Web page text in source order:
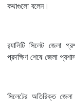
কথাগুলো বলেন।
র‌্যালিটি সিলেট জেলা
প্রদক্ষিণ শেষে জেলা
সিলেটের অতিরিক্ত